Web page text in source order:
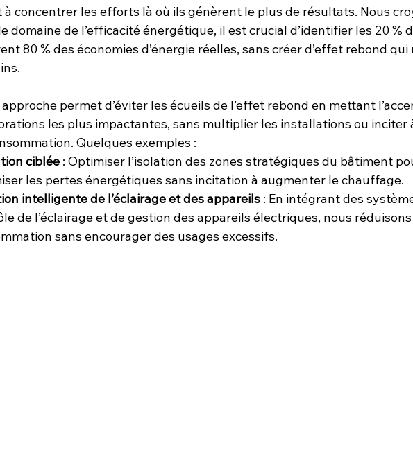
à concentrer les efforts là où ils génèrent le plus de résultats. Nous
domaine de l’efficacité énergétique, il est crucial d’identifier les 20 %
80 % des économies d’énergie réelles, sans créer d’effet rebond
permet d’éviter les écueils de l’effet rebond en mettant
les plus impactantes, sans multiplier les installations ou inciter
Quelques exemples :
ciblée : Optimiser l’isolation des zones stratégiques du bâtiment
les pertes énergétiques sans incitation à augmenter le chauffage.
intelligente de l’éclairage et des appareils : En intégrant des
de l’éclairage et de gestion des appareils électriques, nous
sans encourager des usages excessifs.